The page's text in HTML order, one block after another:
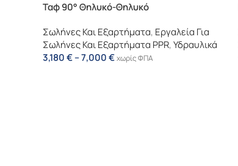
Ταφ 90° Θηλυκό-Θηλυκό
Σωλήνες Και Εξαρτήματα, Εργαλεία Για
Σωλήνες Και Εξαρτήματα PPR,Υδραυλικά
3,180€–7,000€χωρίς ΦΠΑ